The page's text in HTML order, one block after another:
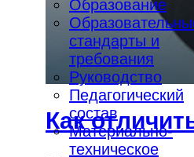
Образование
стандарты и
требования
Руководство
Педагогический
состав
Материально-
техническое
Как